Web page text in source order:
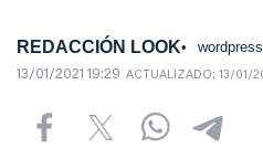
REDACCIÓN LOOK
13/01/2021 19:29 ACTUALIZADO: 13/01/